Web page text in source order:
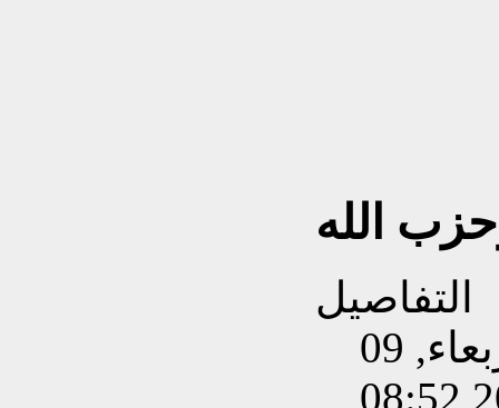
الله
التفاصيل
تم إنشاءه بتاريخ الأربعاء, 09